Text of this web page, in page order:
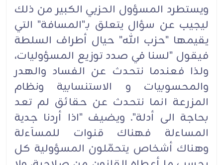
ويستطرد المسؤول الحزبي الكبير من ذلك
ليجيب عن سؤال يتعلق بـ"المسافة" التي
يقيمها "حزب الله" حيال أطراف السلطة
فيقول "لسنا في صدد توزيع المسؤوليات،
ولذا فعندما نتحدث عن الفساد والهدر
والمحسوبيات و الاستنسابية ونظام
المزرعة انما نتحدث عن حقائق لم تعد
بحاجة الى أدلة". ويضيف "اذا أردنا جدية
المساءلة فهناك قنوات للمسآءلة
وهناك أشخاص يتحمّلون المسؤولية كل